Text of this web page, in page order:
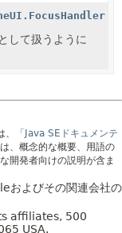
して扱うように
「Java SEドキュメンテ
、概念的な概要、用語の
開発者向けの説明が含ま
およびその関連会社の
affiliates, 500
USA.